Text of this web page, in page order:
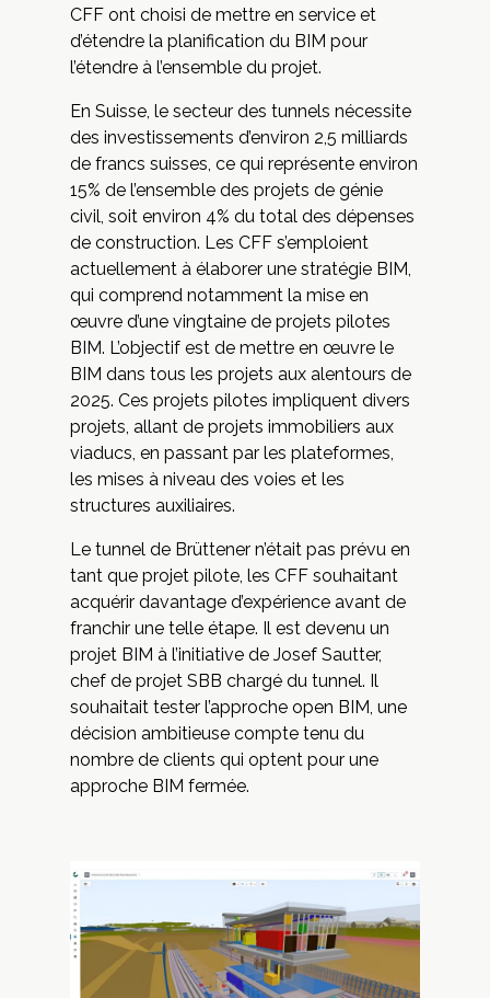
CFF ont choisi de mettre en service et
d’étendre la planification du BIM pour
l’étendre à l’ensemble du projet.
En Suisse, le secteur des tunnels nécessite
des investissements d’environ 2,5 milliards
de francs suisses, ce qui représente environ
15% de l’ensemble des projets de génie
civil, soit environ 4% du total des dépenses
de construction. Les CFF s’emploient
actuellement à élaborer une stratégie BIM,
qui comprend notamment la mise en
œuvre d’une vingtaine de projets pilotes
BIM. L’objectif est de mettre en œuvre le
BIM dans tous les projets aux alentours de
2025. Ces projets pilotes impliquent divers
projets, allant de projets immobiliers aux
viaducs, en passant par les plateformes,
les mises à niveau des voies et les
structures auxiliaires.
Le tunnel de Brüttener n’était pas prévu en
tant que projet pilote, les CFF souhaitant
acquérir davantage d’expérience avant de
franchir une telle étape. Il est devenu un
projet BIM à l’initiative de Josef Sautter,
chef de projet SBB chargé du tunnel. Il
souhaitait tester l’approche open BIM, une
décision ambitieuse compte tenu du
nombre de clients qui optent pour une
approche BIM fermée.